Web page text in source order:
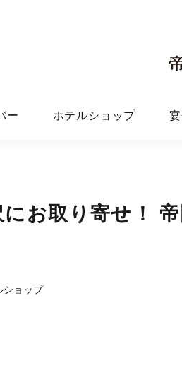
ー ホテルショップ
お取り寄せ！
ショップ